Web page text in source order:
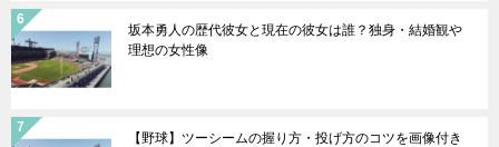
坂本勇人の歴代彼女と現在の彼女は誰？独身・結婚観や
理想の女性像
【野球】ツーシームの握り方・投げ方のコツを画像付き